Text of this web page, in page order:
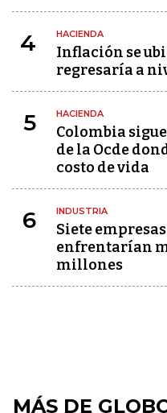
4 HACIENDA
Inflación se
regresaría a
5 HACIENDA
Colombia
de la Ocde
costo de vida
6 INDUSTRIA
Siete
enfrentarían
millones
MÁS DE